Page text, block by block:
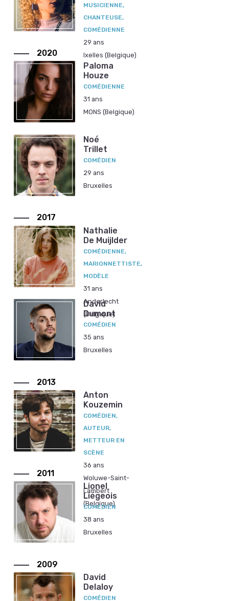
MUSICIENNE,
CHANTEUSE,
COMÉDIENNE
29 ans
Ixelles (Belgique)
2020
Paloma
Houze
COMÉDIENNE
31 ans
MONS (Belgique)
Noé
Trillet
COMÉDIEN
29 ans
Bruxelles
2017
Nathalie
De Muijlder
COMÉDIENNE,
MARIONNETTISTE,
MODÈLE
31 ans
Anderlecht
(Belgique)
David
Dumont
COMÉDIEN
35 ans
Bruxelles
2013
Anton
Kouzemin
COMÉDIEN,
AUTEUR,
METTEUR EN
SCÈNE
36 ans
Woluwe-Saint-
Lambert
(Belgique)
2011
Lionel
Liégeois
COMÉDIEN
38 ans
Bruxelles
2009
David
Delaloy
COMÉDIEN